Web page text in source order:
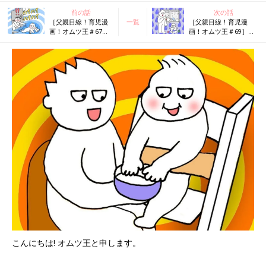
前の話
［父親目線！育児漫
画！オムツ王＃67］
一覧
次の話
［父親目線！育児漫
画！オムツ王＃69］レ
こんにちは! オムツ王と申します。